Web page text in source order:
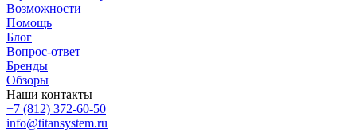
Возможности
Помощь
Блог
Вопрос-ответ
Бренды
Обзоры
Наши контакты
+7 (812) 372-60-50
info@titansystem.ru